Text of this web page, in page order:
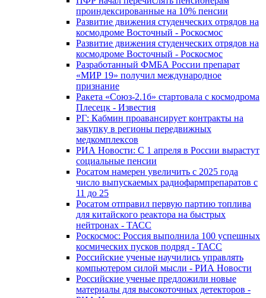
проиндексированные на 10% пенсии
Развитие движения студенческих отрядов на
космодроме Восточный - Роскосмос
Развитие движения студенческих отрядов на
космодроме Восточный - Роскосмос
Разработанный ФМБА России препарат
«МИР 19» получил международное
признание
Ракета «Союз-2.1б» стартовала с космодрома
Плесецк - Известия
РГ: Кабмин проавансирует контракты на
закупку в регионы передвижных
медкомплексов
РИА Новости: С 1 апреля в России вырастут
социальные пенсии
Росатом намерен увеличить с 2025 года
число выпускаемых радиофармпрепаратов с
11 до 25
Росатом отправил первую партию топлива
для китайского реактора на быстрых
нейтронах - ТАСС
Роскосмос: Россия выполнила 100 успешных
космических пусков подряд - ТАСС
Российские ученые научились управлять
компьютером силой мысли - РИА Новости
Российские ученые предложили новые
материалы для высокоточных детекторов -